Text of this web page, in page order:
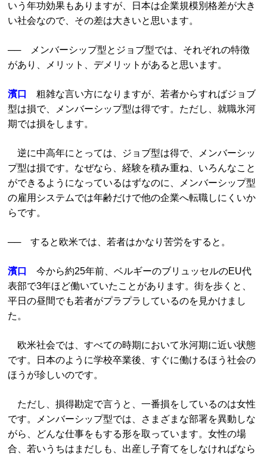
いう年功効果もありますが、日本は企業規模別格差が大き
い社会なので、その差は大きいと思います。
── メンバーシップ型とジョブ型では、それぞれの特徴
があり、メリット、デメリットがあると思います。
濱口
粗雑な言い方になりますが、若者からすればジョブ
型は損で、メンバーシップ型は得です。ただし、就職氷河
期では損をします。
逆に中高年にとっては、ジョブ型は得で、メンバーシッ
プ型は損です。なぜなら、経験を積み重ね、いろんなこと
ができるようになっているはずなのに、メンバーシップ型
の雇用システムでは年齢だけで他の企業へ転職しにくいか
らです。
── すると欧米では、若者はかなり苦労をすると。
濱口
今から約25年前、ベルギーのブリュッセルのEU代
表部で3年ほど働いていたことがあります。街を歩くと、
平日の昼間でも若者がプラプラしているのを見かけまし
た。
欧米社会では、すべての時期において氷河期に近い状態
です。日本のように学校卒業後、すぐに働けるほう社会の
ほうが珍しいのです。
ただし、損得勘定で言うと、一番損をしているのは女性
です。メンバーシップ型では、さまざまな部署を異動しな
がら、どんな仕事をもする形を取っています。女性の場
合、若いうちはまだしも、出産し子育てをしなければなら